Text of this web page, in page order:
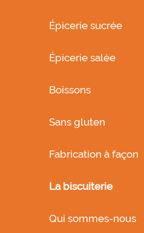
Épicerie sucrée
Épicerie salée
Boissons
Sans gluten
Fabrication à façon
La biscuiterie
Qui sommes-nous